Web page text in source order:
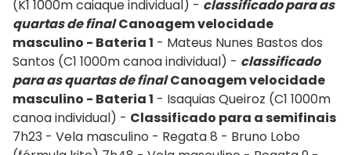
(K1 1000m caiaque individual) - classificadopara as
quartas de final Canoagem velocidade
masculino - Bateria 1 - Mateus Nunes Bastos dos
Santos (C1 1000m canoa individual) - classificado
para as quartas de final Canoagem velocidade
masculino - Bateria 1 - Isaquias Queiroz (C1 1000m
canoa individual) - Classificado para a semifinais
7h23 - Vela masculino - Regata 8 - Bruno Lobo